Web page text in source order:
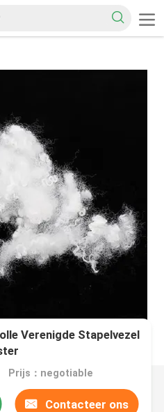
Verenigde Stapelvezel
Prijs：negotiable
Contacteer ons